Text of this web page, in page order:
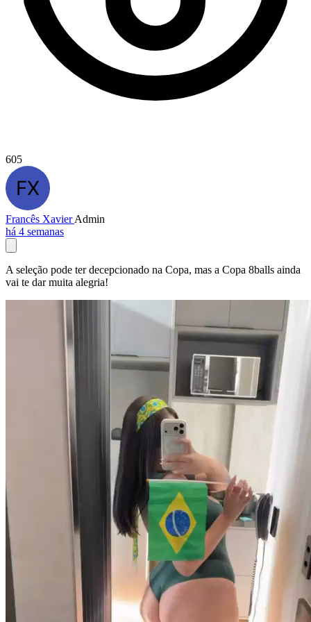
605
Francês XavierAdmin
há 4 semanas
A seleção pode ter decepcionado na Copa, mas a Copa 8balls ainda
vai te dar muita alegria!